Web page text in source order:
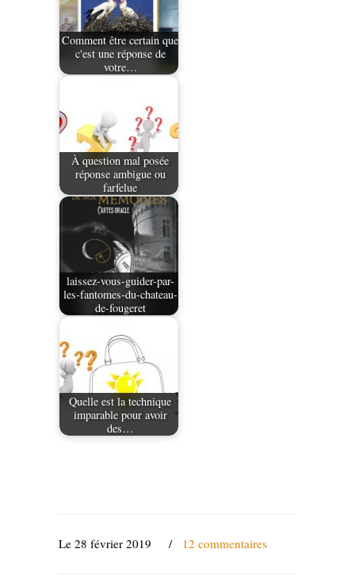
Comment être certain que
c'est une réponse de
votre…
À question mal posée
réponse ambigue ou
farfelue
laissez-vous-guider-par-
les-fantomes-du-chateau-
de-fougeret
Quelle est la technique
imparable pour avoir
des…
Le 28 février 2019 / 12 commentaires